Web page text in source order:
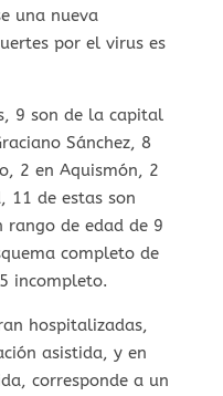
una nueva
por el virus es
9 son de la capital
Sánchez, 8
2 en Aquismón, 2
11 de estas son
rango de edad de 9
completo de
incompleto.
hospitalizadas,
asistida, y en
corresponde a un